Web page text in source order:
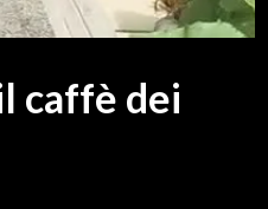
caffè dei